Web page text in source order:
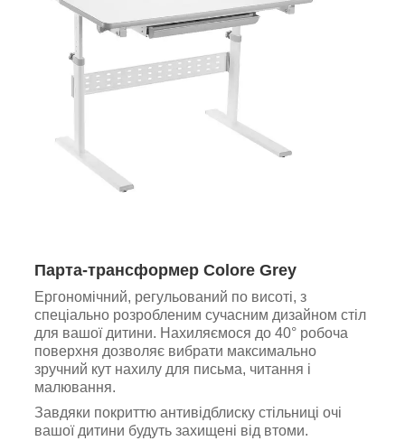
Парта-трансформер Colore Grey
Ергономічний, регульований по висоті, з
спеціально розробленим сучасним дизайном стіл
для вашої дитини. Нахиляємося до 40° робоча
поверхня дозволяє вибрати максимально
зручний кут нахилу для письма, читання і
малювання.
Завдяки покриттю антивідблиску стільниці очі
вашої дитини будуть захищені від втоми.